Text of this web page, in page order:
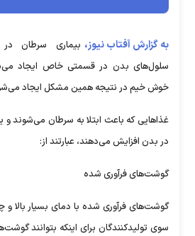
به گزارش آفتاب نیوز، بیماری سرطان
سلول‌های بدن در قسمتی خاص ایجاد
خوش خیم در نتیجه همین مشکل ایجاد
غذا‌هایی که باعث ابتلا به سرطان می‌شوند و
در بدن افزایش می‌دهند، عبارتند از:
گوشت‌های فرآوری شده
گوشت‌های فرآوری شده با دمای بسیار بالا و
سوی تولیدکنندگان برای اینکه بتوانند